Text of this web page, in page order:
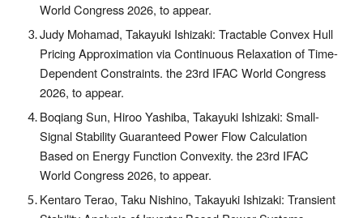
World Congress 2026, to appear.
Judy Mohamad, Takayuki Ishizaki: Tractable Convex Hull
Pricing Approximation via Continuous Relaxation of Time-
Dependent Constraints. the 23rd IFAC World Congress
2026, to appear.
Boqiang Sun, Hiroo Yashiba, Takayuki Ishizaki: Small-
Signal Stability Guaranteed Power Flow Calculation
Based on Energy Function Convexity. the 23rd IFAC
World Congress 2026, to appear.
Kentaro Terao, Taku Nishino, Takayuki Ishizaki: Transient